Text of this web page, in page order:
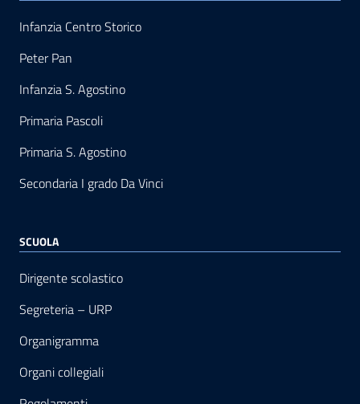
Infanzia Centro Storico
Peter Pan
Infanzia S. Agostino
Primaria Pascoli
Primaria S. Agostino
Secondaria I grado Da Vinci
SCUOLA
Dirigente scolastico
Segreteria – URP
Organigramma
Organi collegiali